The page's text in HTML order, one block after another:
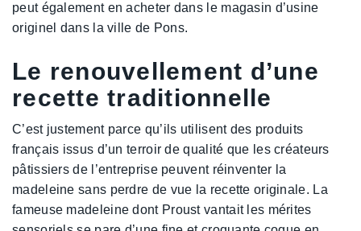
peut également en acheter dans le magasin d’usine
originel dans la ville de Pons.
Le renouvellement d’une
recette traditionnelle
C’est justement parce qu’ils utilisent des produits
français issus d’un terroir de qualité que les créateurs
pâtissiers de l’entreprise peuvent réinventer la
madeleine sans perdre de vue la recette originale. La
fameuse madeleine dont Proust vantait les mérites